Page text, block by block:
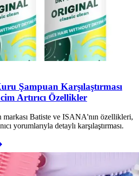
Şampuan Karşılaştırması
Artırıcı Özellikler
Batiste ve ISANA'nın özellikleri,
yorumlarıyla detaylı karşılaştırması.